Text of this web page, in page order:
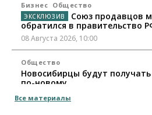
Бизнес Общество
Союз продавцов
обратился в правительство
08 Августа 2026, 10:00
Общество
Новосибирцы будут
по-новому
08 Августа 2026, 09:00
Все материалы